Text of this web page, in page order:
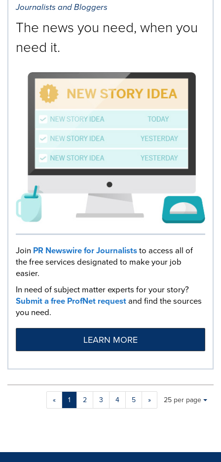
Journalists and Bloggers
The news you need, when you
need it.
Join PR Newswire for Journaliststo access all of
the free services designated to make your job
easier.
In need of subject matter experts for your story?
Submit a free ProfNet requestand find the sources
you need.
LEARN MORE
« 1 2 3 4 5 »
Making
will
Items per page:
25 per page